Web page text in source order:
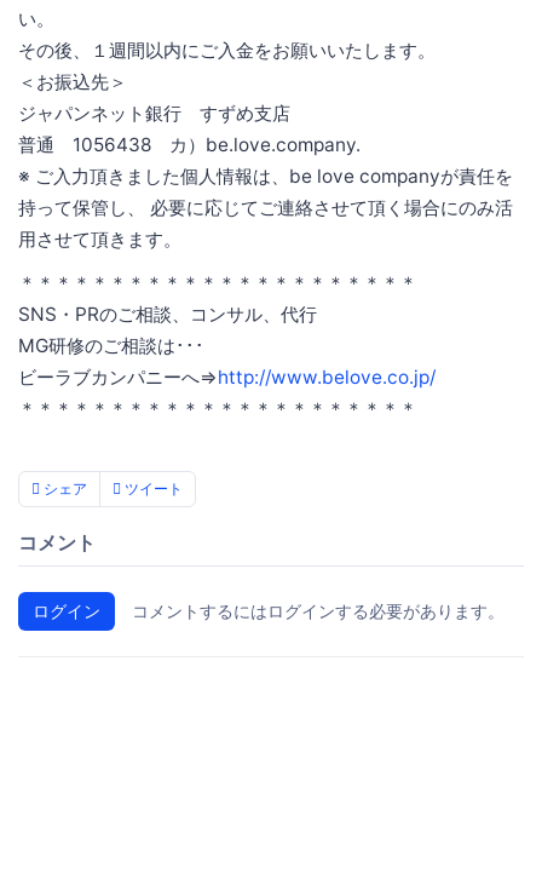
い。
その後、１週間以内にご入金をお願いいたします。
＜お振込先＞
ジャパンネット銀行 すずめ支店
普通 1056438 カ）be.love.company.
※ ご入力頂きました個人情報は、be love companyが責任を
持って保管し、 必要に応じてご連絡させて頂く場合にのみ活
用させて頂きます。
＊＊＊＊＊＊＊＊＊＊＊＊＊＊＊＊＊＊＊＊＊＊
SNS・PRのご相談、コンサル、代行
MG研修のご相談は･･･
ビーラブカンパニーへ⇒http://www.belove.co.jp/
＊＊＊＊＊＊＊＊＊＊＊＊＊＊＊＊＊＊＊＊＊＊
シェア ツイート
コメント
ログイン コメントするにはログインする必要があります。